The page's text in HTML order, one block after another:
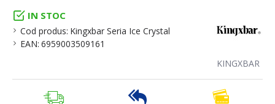
IN STOC
Cod produs: Kingxbar Seria Ice Crystal
EAN: 6959003509161
KINGXBAR